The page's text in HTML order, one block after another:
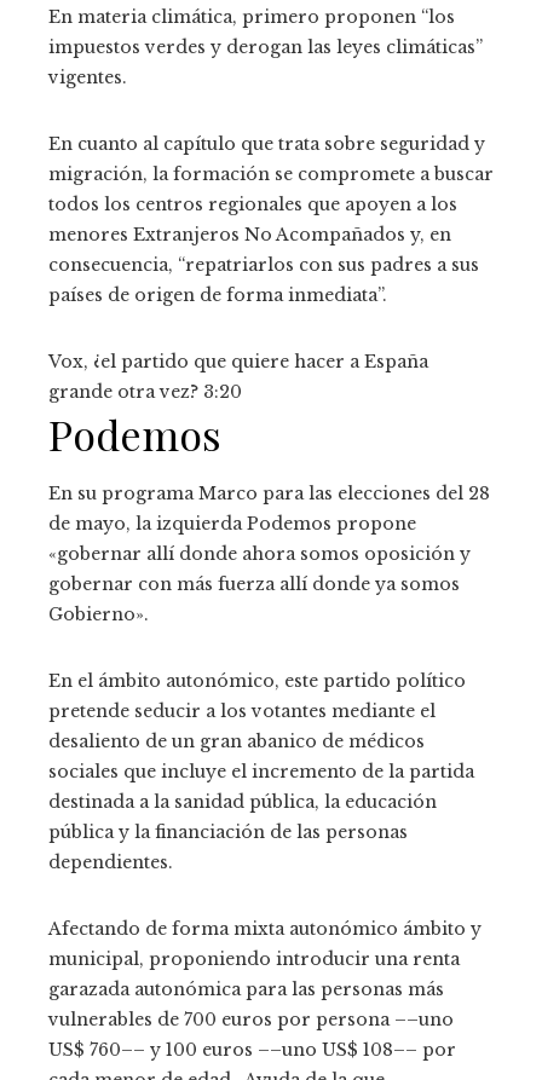
En materia climática, primero proponen “los
impuestos verdes y derogan las leyes climáticas”
vigentes.
En cuanto al capítulo que trata sobre seguridad y
migración, la formación se compromete a buscar
todos los centros regionales que apoyen a los
menores Extranjeros No Acompañados y, en
consecuencia, “repatriarlos con sus padres a sus
países de origen de forma inmediata”.
Vox, ¿el partido que quiere hacer a España
grande otra vez? 3:20
Podemos
En su programa Marco para las elecciones del 28
de mayo, la izquierda Podemos propone
«gobernar allí donde ahora somos oposición y
gobernar con más fuerza allí donde ya somos
Gobierno».
En el ámbito autonómico, este partido político
pretende seducir a los votantes mediante el
desaliento de un gran abanico de médicos
sociales que incluye el incremento de la partida
destinada a la sanidad pública, la educación
pública y la financiación de las personas
dependientes.
Afectando de forma mixta autonómico ámbito y
municipal, proponiendo introducir una renta
garazada autonómica para las personas más
vulnerables de 700 euros por persona ––uno
US$ 760–– y 100 euros ––uno US$ 108–– por